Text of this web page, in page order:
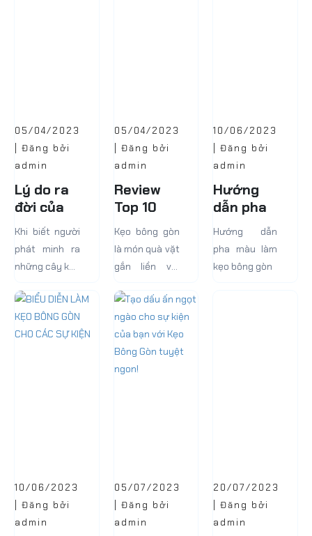
05/04/2023
| Đăng bởi
admin
Lý do ra
đời của
kẹo bông
gòn
Khi biết người
phát minh ra
những cây kẹo
Morrison, một
nha sĩ người
Mỹ sống ở
05/04/2023
| Đăng bởi
admin
Review
Top 10
Máy Làm
Kẹo Bông
Gòn Tiện
Lợi Dành
Cho Bạn
Kẹo bông gòn
là món quà vặt
gắn liền với
Món ăn này là
thời ký ức tuổi
thơ đẹp đẽ
đáng nhớ.
Nhưng hiện
10/06/2023
| Đăng bởi
admin
Hướng
dẫn pha
màu làm
kẹo bông
gòn
Hướng dẫn
pha màu làm
kẹo bông gòn
10/06/2023
| Đăng bởi
admin
05/07/2023
| Đăng bởi
admin
20/07/2023
| Đăng bởi
admin